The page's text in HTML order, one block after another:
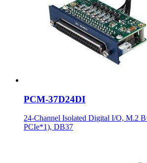
PCM-37D24DI
24-Channel Isolated Digital I/O, M.2
PCIe*1), DB37